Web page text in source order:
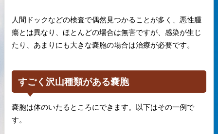
人間ドックなどの検査で偶然見つかることが多く、悪性腫
瘍とは異なり、ほとんどの場合は無害ですが、感染が生じ
たり、あまりにも大きな嚢胞の場合は治療が必要です。
すごく沢山種類がある嚢胞
嚢胞は体のいたるところにできます。以下はその一例で
す。